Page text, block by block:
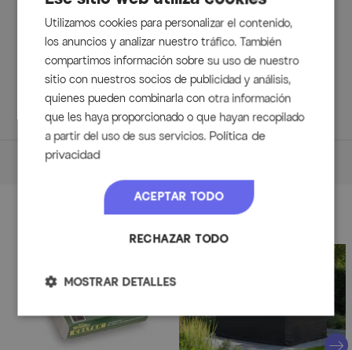
Volumen de suministro:
1x Mesa extensible South Wales, aprox. 150/210 x 90 x 73,5
cm (65140210)
6x Sillón multiposición Alice (65291010)
Dimensiones
Capacidad de carga máx.: aprox. 75 kg
Sillón multiposición
Accesorios
Utilizamos cookies para personalizar el contenido,
los anuncios y analizar nuestro tráfico. También
compartimos información sobre su uso de nuestro
sitio con nuestros socios de publicidad y análisis,
quienes pueden combinarla con otra información
que les haya proporcionado o que hayan recopilado
a partir del uso de sus servicios. Política de
privacidad
ACEPTAR TODO
RECHAZAR TODO
MOSTRAR DETALLES